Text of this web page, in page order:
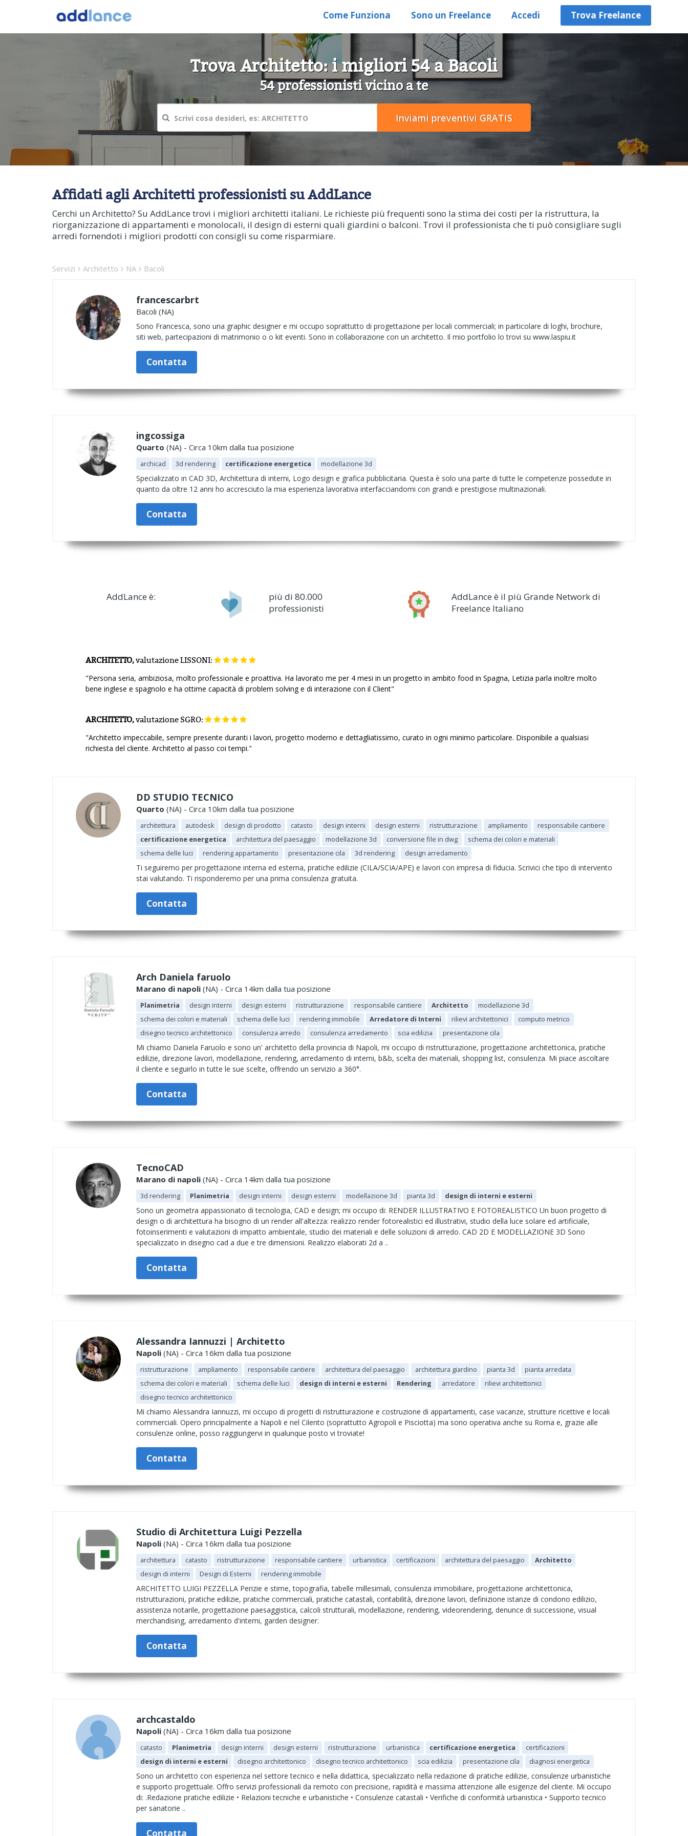
Come Funziona Sono un Freelance Accedi Trova Freelance
Trova Architetto: i migliori 54 a Bacoli
54 professionisti vicino a te
Affidati agli Architetti professionisti su AddLance
Cerchi un Architetto? Su AddLance trovi i migliori architetti italiani. Le richieste più frequenti sono la stima dei costi per la ristruttura, la
riorganizzazione di appartamenti e monolocali, il design di esterni quali giardini o balconi. Trovi il professionista che ti può consigliare sugli
arredi fornendoti i migliori prodotti con consigli su come risparmiare.
Servizi Architetto NA Bacoli
francescarbrt
Bacoli (NA)
Sono Francesca, sono una graphic designer e mi occupo soprattutto di progettazione per locali commerciali; in particolare di loghi, brochure,
siti web, partecipazioni di matrimonio o o kit eventi. Sono in collaborazione con un architetto. Il mio portfolio lo trovi su www.laspiu.it
Contatta
ingcossiga
Quarto (NA) - Circa 10km dalla tua posizione
archicad 3d rendering certificazione energetica modellazione 3d
Specializzato in CAD 3D, Architettura di interni, Logo design e grafica pubblicitaria. Questa è solo una parte di tutte le competenze possedute in
quanto da oltre 12 anni ho accresciuto la mia esperienza lavorativa interfacciandomi con grandi e prestigiose multinazionali.
Contatta
AddLance è:
più di 80.000
professionisti
AddLance è il più Grande Network di
Freelance Italiano
ARCHITETTO,valutazioneLISSONI:
"Persona seria, ambiziosa, molto professionale e proattiva. Ha lavorato me per 4 mesi in un progetto in ambito food in Spagna, Letizia parla inoltre molto
bene inglese e spagnolo e ha ottime capacità di problem solving e di interazione con il Client"
ARCHITETTO,valutazioneSGRO:
"Architetto impeccabile, sempre presente duranti i lavori, progetto moderno e dettagliatissimo, curato in ogni minimo particolare. Disponibile a qualsiasi
richiesta del cliente. Architetto al passo coi tempi."
DD STUDIO TECNICO
Quarto (NA) - Circa 10km dalla tua posizione
architettura autodesk design di prodotto catasto design interni design esterni ristrutturazione ampliamento
responsabile cantiere
certificazione energetica
architettura del paesaggio modellazione 3d conversione file in dwg
schema dei colori e materiali
schema delle luci
rendering appartamento presentazione cila 3d rendering design arredamento
Ti seguiremo per progettazione interna ed esterna, pratiche edilizie (CILA/SCIA/APE) e lavori con impresa di fiducia. Scrivici che tipo di intervento
stai valutando. Ti risponderemo per una prima consulenza gratuita.
Contatta
Arch Daniela faruolo
Marano di napoli (NA) - Circa 14km dalla tua posizione
Planimetria design interni design esterni ristrutturazione responsabile cantiere Architetto
modellazione 3d
schema dei colori e materiali
schema delle luci rendering immobile Arredatore di Interni rilievi architettonici
computo metrico
disegno tecnico architettonico
consulenza arredo consulenza arredamento scia edilizia presentazione cila
Mi chiamo Daniela Faruolo e sono un' architetto della provincia di Napoli, mi occupo di ristrutturazione, progettazione architettonica, pratiche
edilizie, direzione lavori, modellazione, rendering, arredamento di interni, b&b, scelta dei materiali, shopping list, consulenza. Mi piace ascoltare
il cliente e seguirlo in tutte le sue scelte, offrendo un servizio a 360°.
Contatta
TecnoCAD
Marano di napoli (NA) - Circa 14km dalla tua posizione
3d rendering Planimetria design interni design esterni modellazione 3d pianta 3d design di interni e esterni
Sono un geometra appassionato di tecnologia, CAD e design; mi occupo di: RENDER ILLUSTRATIVO E FOTOREALISTICO Un buon progetto di
design o di architettura ha bisogno di un render all'altezza: realizzo render fotorealistici ed illustrativi, studio della luce solare ed artificiale,
fotoinserimenti e valutazioni di impatto ambientale, studio dei materiali e delle soluzioni di arredo. CAD 2D E MODELLAZIONE 3D Sono
specializzato in disegno cad a due e tre dimensioni. Realizzo elaborati 2d a ..
Contatta
Alessandra Iannuzzi | Architetto
Napoli (NA) - Circa 16km dalla tua posizione
ristrutturazione ampliamento responsabile cantiere architettura del paesaggio architettura giardino pianta 3d
pianta arredata
schema dei colori e materiali
schema delle luci design di interni e esterni Rendering arredatore
rilievi architettonici
disegno tecnico architettonico
Mi chiamo Alessandra Iannuzzi, mi occupo di progetti di ristrutturazione e costruzione di appartamenti, case vacanze, strutture ricettive e locali
commerciali. Opero principalmente a Napoli e nel Cilento (soprattutto Agropoli e Pisciotta) ma sono operativa anche su Roma e, grazie alle
consulenze online, posso raggiungervi in qualunque posto vi troviate!
Contatta
Studio di Architettura Luigi Pezzella
Napoli (NA) - Circa 16km dalla tua posizione
architettura catasto ristrutturazione responsabile cantiere urbanistica certificazioni architettura del paesaggio
Architetto
design di interni
Design di Esterni rendering immobile
ARCHITETTO LUIGI PEZZELLA Perizie e stime, topografia, tabelle millesimali, consulenza immobiliare, progettazione architettonica,
ristrutturazioni, pratiche edilizie, pratiche commerciali, pratiche catastali, contabilità, direzione lavori, definizione istanze di condono edilizio,
assistenza notarile, progettazione paesaggistica, calcoli strutturali, modellazione, rendering, videorendering, denunce di successione, visual
merchandising, arredamento d'interni, garden designer.
Contatta
archcastaldo
Napoli (NA) - Circa 16km dalla tua posizione
catasto Planimetria design interni design esterni ristrutturazione urbanistica certificazione energetica
certificazioni
design di interni e esterni
disegno architettonico disegno tecnico architettonico scia edilizia presentazione cila diagnosi energetica
Sono un architetto con esperienza nel settore tecnico e nella didattica, specializzato nella redazione di pratiche edilizie, consulenze urbanistiche
e supporto progettuale. Offro servizi professionali da remoto con precisione, rapidità e massima attenzione alle esigenze del cliente. Mi occupo
di: .Redazione pratiche edilizie • Relazioni tecniche e urbanistiche • Consulenze catastali • Verifiche di conformità urbanistica • Supporto tecnico
per sanatorie ..
Contatta